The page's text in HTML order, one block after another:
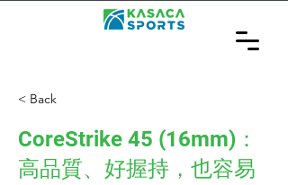
< Back
CoreStrike 45 (16mm)：
高品質、好握持，也容易